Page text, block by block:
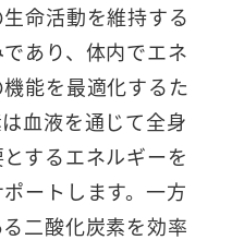
命活動を維持する
あり、体内でエネ
能を最適化するた
血液を通じて全身
するエネルギーを
ートします。一方
二酸化炭素を効率